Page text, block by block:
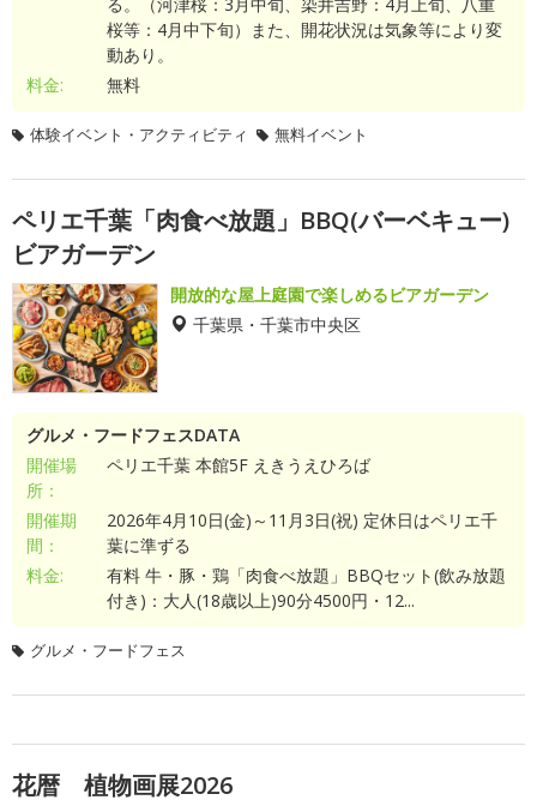
桜等：4月中下旬）また、開花状況は気象等により変
動あり。
料金:
無料
体験イベント・アクティビティ 無料イベント
ペリエ千葉「肉食べ放題」BBQ(バーベキュー)
ビアガーデン
開放的な屋上庭園で楽しめるビアガーデン
千葉県・千葉市中央区
グルメ・フードフェスDATA
開催場
所：
ペリエ千葉 本館5F えきうえひろば
開催期
間：
2026年4月10日(金)～11月3日(祝) 定休日はペリエ千
葉に準ずる
料金:
有料 牛・豚・鶏「肉食べ放題」BBQセット(飲み放題
付き)：大人(18歳以上)90分4500円・12...
グルメ・フードフェス
花暦 植物画展2026